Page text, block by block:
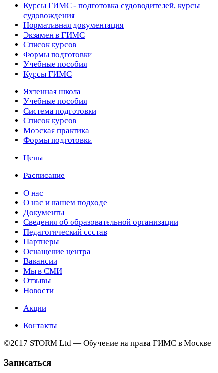
Курсы ГИМС - подготовка судоводителей, курсы
судовождения
Нормативная документация
Экзамен в ГИМС
Список курсов
Формы подготовки
Учебные пособия
Курсы ГИМС
Яхтенная школа
Учебные пособия
Cистема подготовки
Список курсов
Морская практика
Формы подготовки
Цены
Расписание
О нас
О нас и нашем подходе
Документы
Сведения об образовательной организации
Педагогический состав
Партнеры
Оснащение центра
Вакансии
Мы в СМИ
Отзывы
Новости
Акции
Контакты
©2017 STORM Ltd — Обучение на права ГИМС в Москве
Записаться